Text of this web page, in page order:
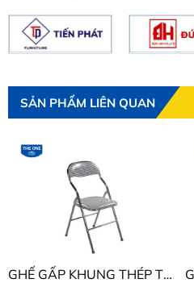
SẢN PHẨM LIÊN QUAN
GHẾ GẤP KHUNG THÉP THE ONE